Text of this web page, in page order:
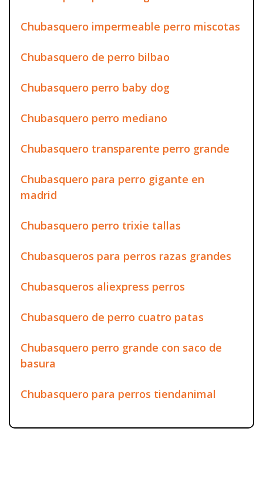
Chubasquero impermeable perro miscotas
Chubasquero de perro bilbao
Chubasquero perro baby dog
Chubasquero perro mediano
Chubasquero transparente perro grande
Chubasquero para perro gigante en
madrid
Chubasquero perro trixie tallas
Chubasqueros para perros razas grandes
Chubasqueros aliexpress perros
Chubasquero de perro cuatro patas
Chubasquero perro grande con saco de
basura
Chubasquero para perros tiendanimal